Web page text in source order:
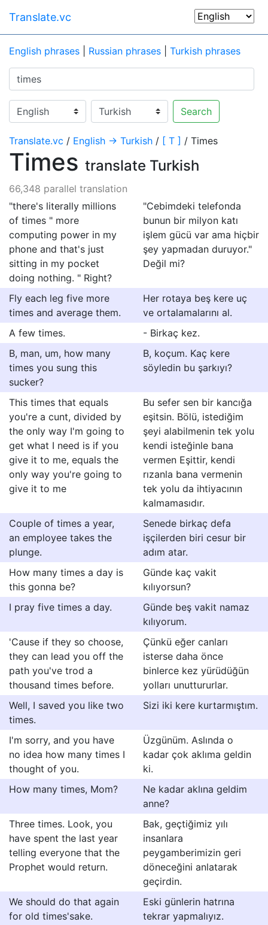
Translate.vc
English phrases Russian phrases Turkish phrases
Search
Translate.vc / English → Turkish / [ T ] / Times
Times translate Turkish
66,348 parallel translation
"there's literally millions
of times " more
computing power in my
phone and that's just
sitting in my pocket
doing nothing. " Right?
"Cebimdeki telefonda
bunun bir milyon katı
işlem gücü var ama hiçbir
şey yapmadan duruyor."
Değil mi?
Fly each leg five more
times and average them.
Her rotaya beş kere uç
ve ortalamalarını al.
A few times.
- Birkaç kez.
B, man, um, how many
times you sung this
sucker?
B, koçum. Kaç kere
söyledin bu şarkıyı?
This times that equals
you're a cunt, divided by
the only way I'm going to
get what I need is if you
give it to me, equals the
only way you're going to
give it to me
Bu sefer sen bir kancığa
eşitsin. Bölü, istediğim
şeyi alabilmenin tek yolu
kendi isteğinle bana
vermen Eşittir, kendi
rızanla bana vermenin
tek yolu da ihtiyacının
kalmamasıdır.
Couple of times a year,
an employee takes the
plunge.
Senede birkaç defa
işçilerden biri cesur bir
adım atar.
How many times a day is
this gonna be?
Günde kaç vakit
kılıyorsun?
I pray five times a day.
Günde beş vakit namaz
kılıyorum.
'Cause if they so choose,
they can lead you off the
path you've trod a
thousand times before.
Çünkü eğer canları
isterse daha önce
binlerce kez yürüdüğün
yolları unuttururlar.
Well, I saved you like two
times.
Sizi iki kere kurtarmıştım.
I'm sorry, and you have
no idea how many times I
thought of you.
Üzgünüm. Aslında o
kadar çok aklıma geldin
ki.
How many times, Mom?
Ne kadar aklına geldim
anne?
Three times. Look, you
have spent the last year
telling everyone that the
Prophet would return.
Bak, geçtiğimiz yılı
insanlara
peygamberimizin geri
döneceğini anlatarak
geçirdin.
We should do that again
for old times'sake.
Eski günlerin hatrına
tekrar yapmalıyız.